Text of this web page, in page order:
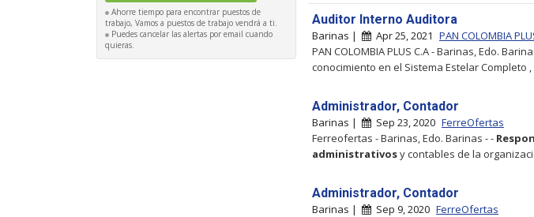
Ahorre tiempo para encontrar puestos de
trabajo, Vamos a puestos de trabajo vendrá a ti.
Puedes cancelar las alertas por email cuando
quieras.
Auditor Interno Auditora
Barinas | Apr 25, 2021 PAN COLOMBIA
PAN COLOMBIA PLUS C.A - Barinas, Edo.
conocimiento en el Sistema Estelar Completo
Administrador, Contador
Barinas | Sep 23, 2020 FerreOfertas
Ferreofertas - Barinas, Edo. Barinas - -
administrativosy contables de la
Administrador, Contador
Barinas | Sep 9, 2020 FerreOfertas